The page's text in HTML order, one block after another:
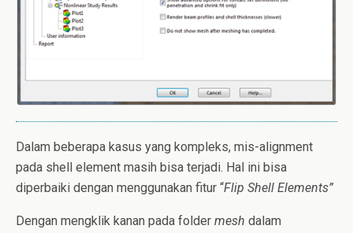
Dalam beberapa kasus yang kompleks, mis-alignment
pada shell element masih bisa terjadi. Hal ini bisa
diperbaiki dengan menggunakan fitur “Flip Shell Elements”
Dengan mengklik kanan pada folder mesh dalam